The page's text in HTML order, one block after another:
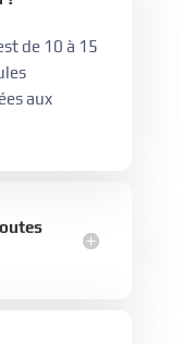
de 10 à 15
aux